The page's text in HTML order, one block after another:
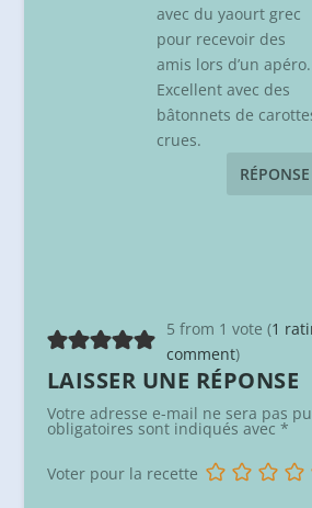
avec du yaourt grec
pour recevoir des
amis lors d’un apéro.
Excellent avec des
bâtonnets de
crues.
RÉPONSE
5 from 1 vote (1
comment)
LAISSER UNE RÉPONSE
Votre adresse e-mail ne sera pas
obligatoires sont indiqués avec *
Voter pour la recette